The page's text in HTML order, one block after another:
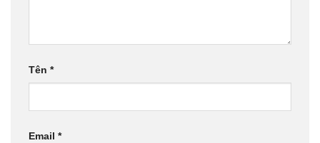
Tên *
Email *